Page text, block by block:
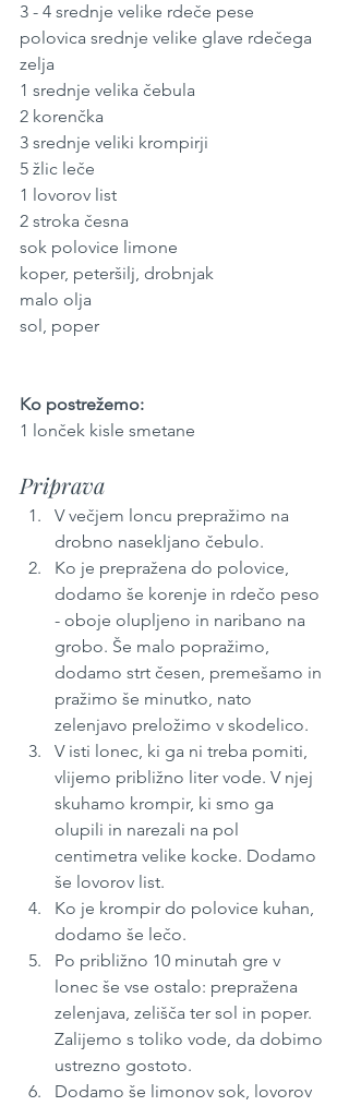
3 - 4 srednje velike rdeče pese
polovica srednje velike glave rdečega
zelja
1 srednje velika čebula
2 korenčka
3 srednje veliki krompirji
5 žlic leče
1 lovorov list
2 stroka česna
sok polovice limone
koper, peteršilj, drobnjak
malo olja
sol, poper
Ko postrežemo:
1 lonček kisle smetane
Priprava
V večjem loncu prepražimo na
drobno nasekljano čebulo.
Ko je prepražena do polovice,
dodamo še korenje in rdečo peso
- oboje olupljeno in naribano na
grobo. Še malo popražimo,
dodamo strt česen, premešamo in
pražimo še minutko, nato
zelenjavo preložimo v skodelico.
V isti lonec, ki ga ni treba pomiti,
vlijemo približno liter vode. V njej
skuhamo krompir, ki smo ga
olupili in narezali na pol
centimetra velike kocke. Dodamo
še lovorov list.
Ko je krompir do polovice kuhan,
dodamo še lečo.
Po približno 10 minutah gre v
lonec še vse ostalo: prepražena
zelenjava, zelišča ter sol in poper.
Zalijemo s toliko vode, da dobimo
ustrezno gostoto.
Dodamo še limonov sok, lovorov